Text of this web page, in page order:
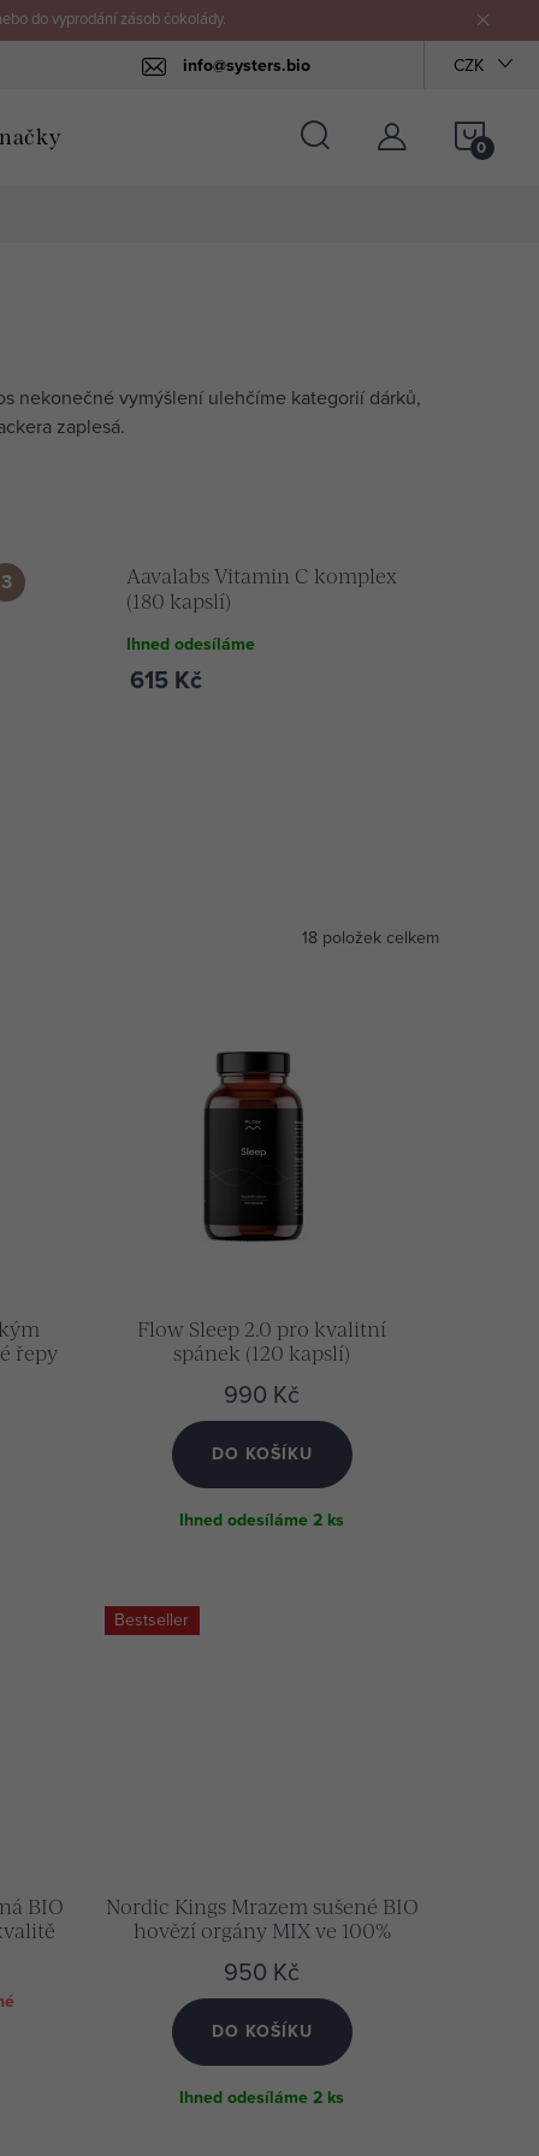
do vyprodání zásob čokolády.
info@systers.bio CZK
nekonečné vymýšlení ulehčíme kategorií dárků,
zaplesá.
Aavalabs Vitamin C komplex
(180 kapslí)
Ihned odesíláme
615 Kč
18 položek celkem
řepy
Flow Sleep 2.0 pro kvalitní
spánek (120 kapslí)
990 Kč
DO KOŠÍKU
Ihned odesíláme2 ks
BIO
Bestseller
Nordic Kings Mrazem sušené BIO
hovězí orgány MIX ve 100%
950 Kč
DO KOŠÍKU
Ihned odesíláme2 ks